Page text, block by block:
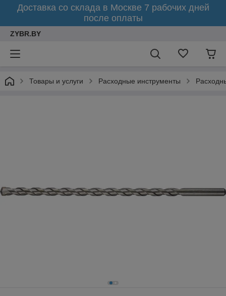
Доставка со склада в Москве 7 рабочих дней
после оплаты
ZYBR.BY
Товары и услуги Расходные инструменты